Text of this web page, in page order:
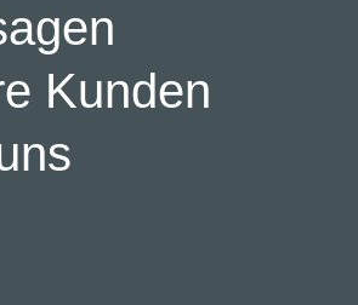
Kunden